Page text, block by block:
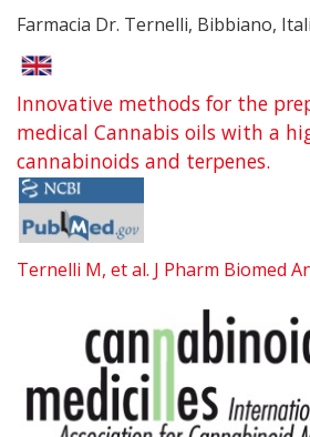
Farmacia Dr. Ternelli, Bibbiano,
Innovative methods for the
medical Cannabis oils with a
cannabinoids and terpenes.
Ternelli M, et al. J Pharm Biomed